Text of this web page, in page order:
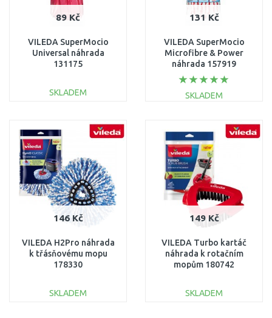
89 Kč
VILEDA SuperMocio
Universal náhrada
131175
SKLADEM
Porovnat
131 Kč
VILEDA SuperMocio
Microfibre & Power
náhrada 157919
SKLADEM
Porovnat
146 Kč
VILEDA H2Pro náhrada
k třásňovému mopu
178330
SKLADEM
149 Kč
VILEDA Turbo kartáč
náhrada k rotačním
mopům 180742
SKLADEM